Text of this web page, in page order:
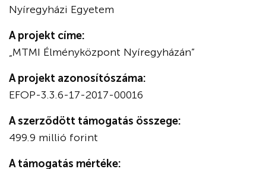
Nyíregyházi Egyetem
A projekt címe:
„MTMI Élményközpont Nyíregyházán”
A projekt azonosítószáma:
EFOP-3.3.6-17-2017-00016
A szerződött támogatás összege:
499.9 millió forint
A támogatás mértéke: